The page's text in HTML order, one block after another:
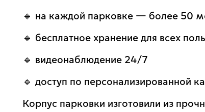
🔹 на каждой парковке — более 50
🔹 бесплатное хранение для всех
🔹 видеонаблюдение 24/7
🔹 доступ по персонализированной
Корпус парковки изготовили из